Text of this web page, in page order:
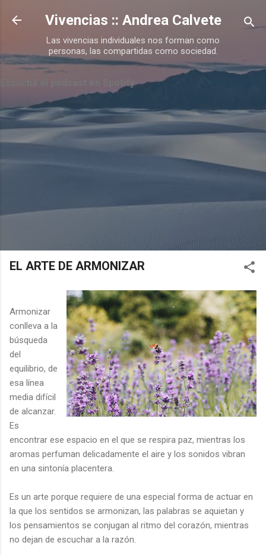
Ir al contenido principal
Vivencias :: Andrea Calvete
Las vivencias individuales nos forman como
personas, las compartidas como sociedad.
Escuchá el podcast en Spotify
EL ARTE DE ARMONIZAR
Armonizar
conlleva a la
búsqueda
del
equilibrio, de
esa línea
media difícil
de alcanzar.
Es
encontrar ese espacio en el que se respira paz, mientras los
aromas perfuman delicadamente el aire y los sonidos vibran
en una sintonía placentera.
Es un arte porque requiere de una especial forma de actuar en
la que los sentidos se armonizan, las palabras se aquietan y
los pensamientos se conjugan al ritmo del corazón, mientras
no dejan de escuchar a la razón.